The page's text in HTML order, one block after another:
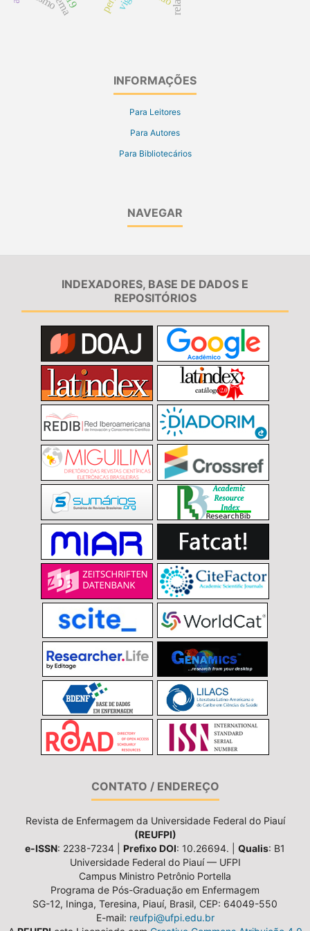
INFORMAÇÕES
Para Leitores
Para Autores
Para Bibliotecários
NAVEGAR
INDEXADORES, BASE DE DADOS E
REPOSITÓRIOS
CONTATO / ENDEREÇO
Revista de Enfermagem da Universidade Federal do Piauí
(REUFPI)
e-ISSN: 2238-7234 | Prefixo DOI: 10.26694. | Qualis: B1
Universidade Federal do Piauí — UFPI
Campus Ministro Petrônio Portella
Programa de Pós-Graduação em Enfermagem
SG-12, Ininga, Teresina, Piauí, Brasil, CEP: 64049-550
E-mail: reufpi@ufpi.edu.br